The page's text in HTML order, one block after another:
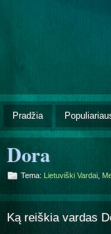
Pradžia
Dora
Tema: Lietuviški Vardai
Ką reiškia vardas